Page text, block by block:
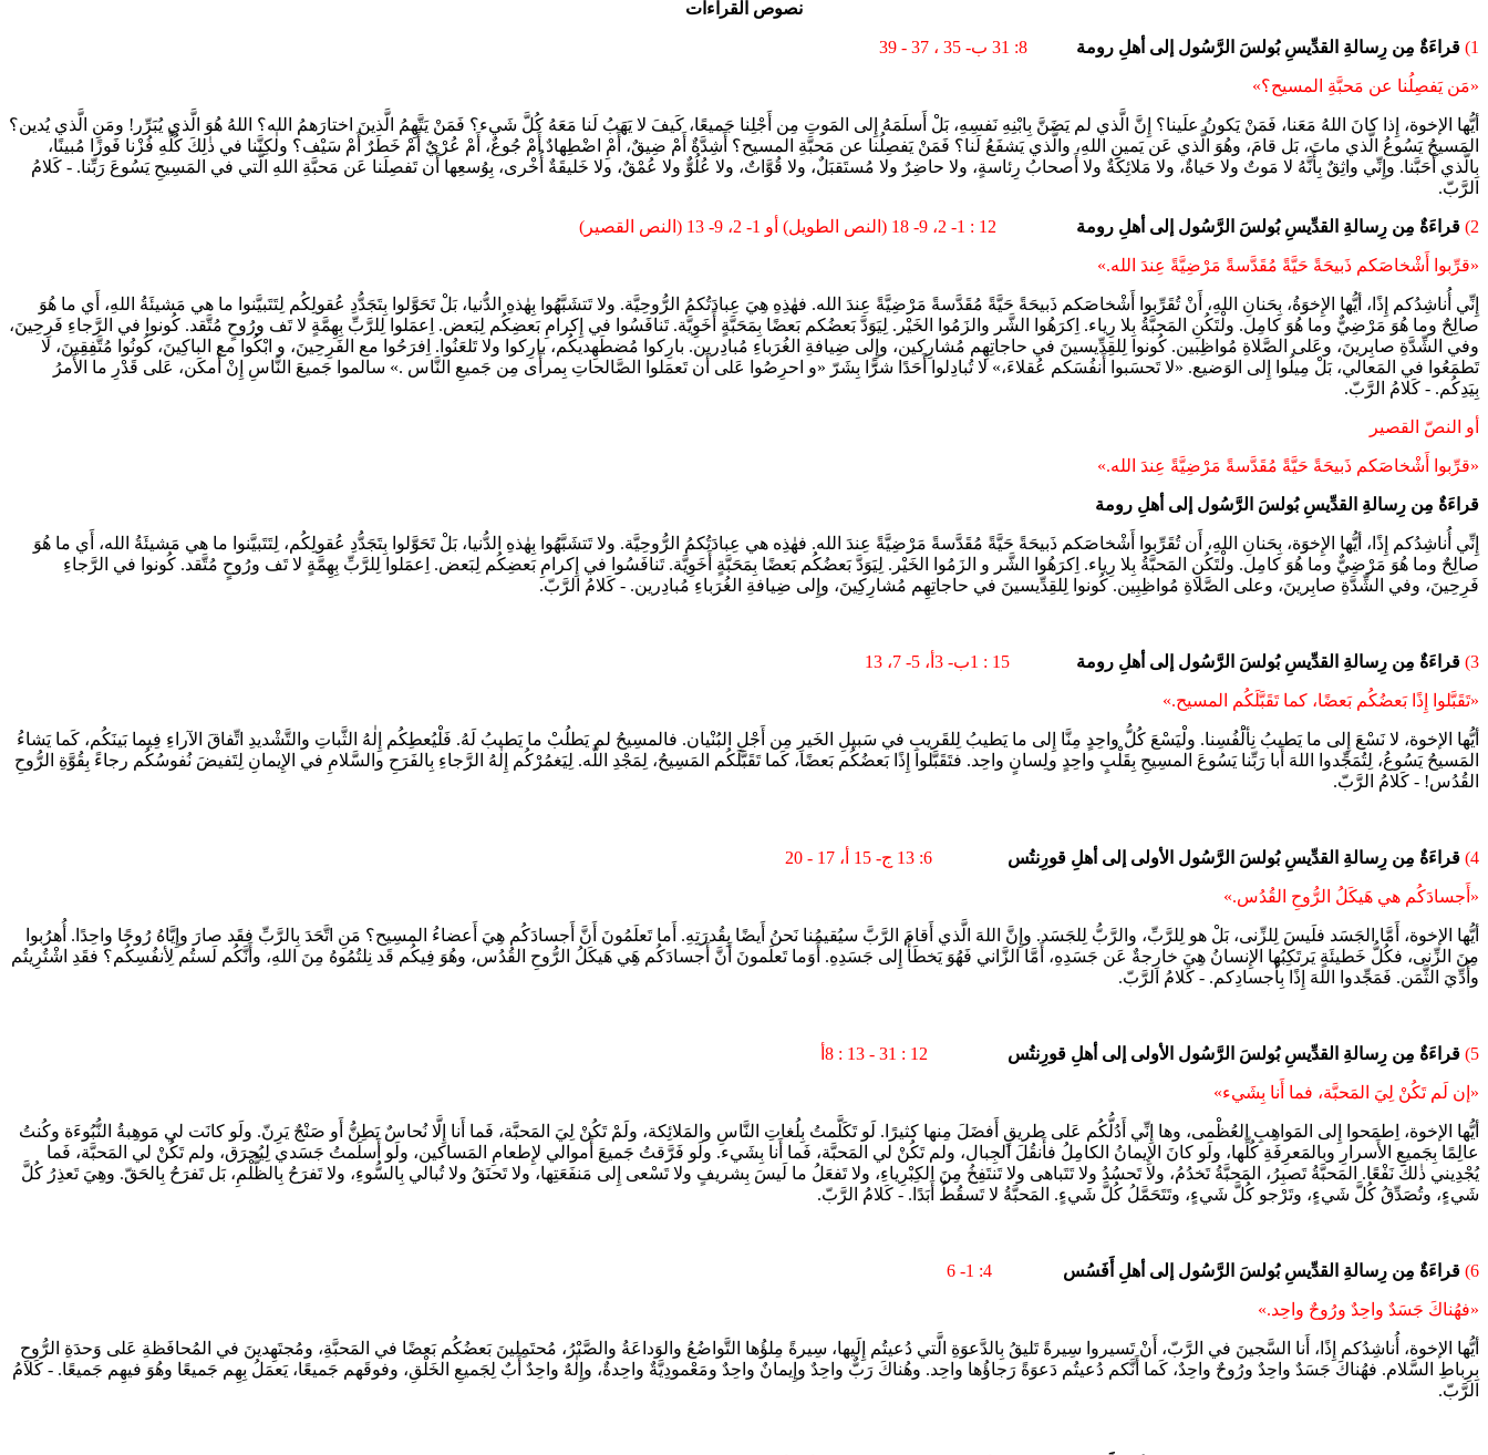
نصوص القراءات
1) قراءَةٌ مِن رِسالةِ القدِّيسِ بُولسَ الرَّسُول إلى أهلِ رومة
«مَن يَفصِلُنا عن مَحبَّةِ المسيح؟»
أيُّها الإخوة، إِذا كانَ اللهُ مَعَنا، فَمَنْ يَكونُ علَينا؟ إِنَّ الَّذي لم يَضَنَّ بِابْنِهِ نَفسِهِ، بَلْ أَسلَمَهُ إِلى المَوتِ مِن أَجْلِنا جَميعًا، كَيفَ لا يَهَبُ لَنا مَعَهُ كُلَّ شَيء؟ فَمَنْ يَتَّهِمُ الَّذينَ اختارَهمُ الله؟ اللهُ هُوَ الَّذي يُبَرِّر! ومَنِ الَّذي يُدين؟
المَسيحُ يَسُوعُ الَّذي ماتَ، بَل قامَ، وهُوَ الَّذي عَن يَمينِ اللهِ، والَّذي يَشفَعُ لَنا؟ فَمَنْ يَفصِلُنا عن مَحبَّةِ المسيح؟ أَشِدَّةٌ أَمْ ضِيقٌ، أَمِْ اضْطِهادٌ أَمْ جُوعٌ، أَمْ عُرْيٌ أَمْ خَطَرٌ أَمْ سَيْف؟ ولٰكِنَّنا في ذٰلِكَ كُلِّهِ فُزْنا فَوزًا مُبينًا،
بِالَّذي أَحَبَّنا. وإِنِّي واثِقٌ بِأَنَّهُ لا مَوتٌ ولا حَياةٌ، ولا مَلائِكَةٌ ولا أَصحابُ رِئاسةٍ، ولا حاضِرٌ ولا مُستَقبَلٌ، ولا قُوَّاتٌ، ولا عُلُوٌّ ولا عُمْقٌ، ولا خَليقَةٌ أُخْرى، بِوُسعِها أَن تَفصِلَنا عَن مَحبَّةِ اللهِ الَّتي في المَسِيحِ يَسُوعَ رَبِّنا. - كَلامُ
الرَّبّ.
2) قراءَةٌ مِن رِسالةِ القدِّيسِ بُولسَ الرَّسُول إلى أهلِ رومة 12 : 1- 2، 9- 18 (النص الطويل) أو 1- 2، 9- 13 (النص القصير)
«قرِّبوا أَشْخاصَكم ذَبيحَةً حَيَّةً مُقَدَّسةً مَرْضِيَّةً عِندَ الله.»
إِنِّي أُناشِدُكم إِذًا، أيُّها الإِخوَةُ، بِحَنانِ اللهِ، أَنْ تُقَرِّبوا أَشْخاصَكم ذَبيحَةً حَيَّةً مُقَدَّسةً مَرْضِيَّةً عِندَ الله. فهٰذِهِ هِيَ عِبادَتُكمُ الرُّوحِيَّة. ولا تَتشَبَّهُوا بِهٰذهِ الدُّنيا، بَلْ تَحَوَّلوا بِتَجَدُّدِ عُقولِكُم لِتَتَبيَّنوا ما هي مَشيئَةُ اللهِ، أَي ما هُوَ
صالِحٌ وما هُوَ مَرْضِيٌّ وما هُوَ كامِل. ولْتَكُنِ المَحبَّةُ بِلا رِياء. اِكرَهُوا الشَّر والزَمُوا الخَيْر. لِيَوَدَّ بَعضُكم بَعضًا بِمَحَبَّةٍ أَخَوِيَّة. تَنافَسُوا في إِكرامِ بَعضِكُم لِبَعض. اِعمَلوا لِلرَّبِّ بِهِمَّةٍ لا تَف ورُوحٍ مُتَّقد. كُونوا في الرَّجاءِ فَرِحِينَ،
وفي الشِّدَّةِ صابِرينَ، وعَلى الصَّلاةِ مُواظِبين. كُونوا لِلقِدِّيسينَ في حاجاتِهِم مُشارِكين، وإِلى ضِيافةِ الغُرَباءِ مُبادِرين. بارِكوا مُضطَهِديكُم، بارِكوا ولا تَلعَنُوا. اِفرَحُوا مع الفَرِحِينَ، و ابْكُوا مع الباكِينَ، كُونُوا مُتَّفِقِينَ، لا
تَطمَعُوا في المَعالي، بَلْ مِيلُوا إِلى الوَضيع. «لا تَحسَبوا أَنفُسَكم عُقلاءَ،» لا تُبادِلوا أَحَدًا شرًَّا بِشَرّ «و احرِصُوا عَلى أَن تَعمَلوا الصَّالحاتِ بِمرأًى مِن جَميعِ النَّاس .» سالموا جَميعَ النَّاسِ إِنْ أَمكَن، عَلى قَدْرِ ما الأَمرُ
بِيَدِكُم. - كَلامُ الرَّبّ.
أو النصّ القصير
«قرِّبوا أَشْخاصَكم ذَبيحَةً حَيَّةً مُقَدَّسةً مَرْضِيَّةً عِندَ الله.»
قراءَةٌ مِن رِسالةِ القدِّيسِ بُولسَ الرَّسُول إلى أهلِ رومة
إِنِّي أُناشِدُكم إِذًا، أيُّها الإِخوَة، بِحَنانِ اللهِ، أَن تُقَرِّبوا أَشْخاصَكم ذَبيحَةً حَيَّةً مُقَدَّسةً مَرْضِيَّةً عِندَ الله. فهٰذِه هي عِبادَتُكمُ الرُّوحِيَّة. ولا تَتشَبَّهُوا بِهٰذهِ الدُّنيا، بَلْ تَحَوَّلوا بِتَجَدُّدِ عُقولِكُم، لِتَتَبيَّنوا ما هي مَشيئَةُ الله، أَي ما هُوَ
صالِحٌ وما هُوَ مَرْضِيٌّ وما هُوَ كامِل. ولْتَكُنِ المَحبَّةُ بِلا رِياء. اِكرَهُوا الشَّر و الزَمُوا الخَيْر. لِيَوَدَّ بَعضُكُم بَعضًا بِمَحَبَّةٍ أَخَوِيَّة. تَنافَسُوا في إِكرامِ بَعضِكُم لِبَعض. اِعمَلوا لِلرَّبِّ بِهِمَّةٍ لا تَف ورُوحٍ مُتَّقد. كُونوا في الرَّجاءِ
فَرِحِينَ، وفي الشِّدَّةِ صابِرينَ، وعلى الصَّلاةِ مُواظِبِين. كُونوا لِلقِدِّيسينَ في حاجاتِهِم مُشارِكِينَ، وإِلى ضِيافةِ الغُرَباءِ مُبادِرين. - كَلامُ الرَّبّ.
3) قراءَةٌ مِن رِسالةِ القدِّيسِ بُولسَ الرَّسُول إلى أهلِ رومة 15 : 1ب- 3أ، 5- 7، 13
«تَقَبَّلوا إِذًا بَعضُكُم بَعضًا، كما تَقَبَّلَكُم المسيح.»
أيُّها الإخوة، لا نَسْعَ إِلى ما يَطيبُ نِألَْفُسِنا. ولْيَسْعَ كُلُّ واحِدٍ مِنَّا إِلى ما يَطيبُ لِلقَريبِ في سَبيلِ الخَيرِ مِن أَجْلِ البُنْيان. فالمسِيحُ لم يَطلُبْ ما يَطيبُ لَهُ. فَلْيُعطِكُم إِلٰهُ الثَّباتِ والتَّشْديدِ اتِّفاقَ الآراءِ فِيما بَينَكُم، كَما يَشاءُ
المَسيحُ يَسُوعُ، لِتُمَجِّدوا اللهَ أَبا رَبِّنا يَسُوعَ المسِيحِ بِقَلْبٍ واحِدٍ ولِسانٍ واحِد. فتَقَبَّلوا إِذًا بَعضُكُم بَعضًا، كَما تَقَبَّلَكُم المَسِيحُ، لِمَجْدِ اللَّه. لِيَغمُرْكُم إِلٰهُ الرَّجاءِ بِالفَرَحِ والسَّلامِ في الإِيمانِ لِتَفيضَ نُفوسُكُم رجاءً بِقُوَّةِ الرُّوحِ
القُدُس! - كَلامُ الرَّبّ.
4) قراءَةٌ مِن رِسالةِ القدِّيسِ بُولسَ الرَّسُول الأولى إلى أهلِ قورِنتُس
«أَجسادَكُم هي هَيكَلُ الرُّوحِ القُدُس.»
أيُّها الإخوة، أَمَّا الجَسَد فلَيسَ لِلزِّنى، بَلْ هو لِلرَّبِّ، والرَّبُّ لِلجَسَد. وإِنَّ اللهَ الَّذي أَقامَ الرَّبَّ سيُقيمُنا نَحنُ أَيضًا بِقُدرَتِهِ. أَما تَعلَمُونَ أَنَّ أَجسادَكُم هِيَ أَعضاءُ المسِيح؟ مَنِ اتَّحَدَ بِالرَّبِّ فقَد صارَ وإِيَّاهُ رُوحًا واحِدًا. أُهرُبوا
مِنَ الزِّنى، فكُلُّ خَطيئَةٍ يَرتَكِبُها الإِنسانُ هِيَ خارِجةٌ عَن جَسَدِهِ، أَمَّا الزَّاني فَهُوَ يَخطَأُ إِلى جَسَدِهِ. أَوَما تَعلَمونَ أَنَّ أَجسادَكُم هَِي هَيكَلُ الرُّوحِ القُدُس، وهُوَ فِيكُم قَد نِلتُمُوهُ مِنَ اللهِ، وأَنَّكُم لَستُم لِأنفُسِكُم؟ فقَدِ اشْتُرِيتُم
وأُدِّيَ الثَّمَن. فَمَجِّدوا اللهَ إِذًا بِأَجسادِكم. - كَلامُ الرَّبّ.
5) قراءَةٌ مِن رِسالةِ القدِّيسِ بُولسَ الرَّسُول الأولى إلى أهلِ قورِنتُس
«إن لَم تَكُنْ لِيَ المَحبَّة، فما أَنا بِشَيء»
أيُّها الإخوة، اِطمَحوا إِلى المَواهِبِ العُظْمى، وها إِنِّي أَدُلُّكُم عَلى طريقٍ أَفضَلَ مِنها كثيرًا. لَو تَكَلَّمتُ بِلُغاتِ النَّاسِ والمَلائِكة، ولَمْ تَكُنْ لِيَ المَحبَّة، فَما أَنا إِلَّا نُحاسٌ يَطِنُّ أَو صَنْجٌ يَرِنّ. ولَو كانَت لي مَوهِبةُ النُّبُوءَة وكُنتُ
عالِمًا بِجَميعِ الأَسرارِ وبالمَعرِفَةِ كُلِّها، ولَو كانَ الإِيمانُ الكامِلُ فأَنقُلَ الجِبال، ولم تَكُنْ لي المَحبَّة، فَما أَنا بِشَيء. ولَو فَرَّقتُ جَميعَ أَموالي لإِطعامِ المَساكين، ولَو أَسلَمتُ جَسَدي لِيُحرَق، ولم تَكُنْ لي المَحبَّة، فَما
يُجْدِيني ذٰلكَ نَفْعًا. المَحبَّةُ تَصبِرُ، المَحبَّةُ تَخدُمُ، ولا تَحسُدُ ولا تَتَباهى ولا تَنتَفِخُ مِنَ الكِبْرِياءِ، ولا تَفعَلُ ما لَيسَ بِشريفٍ ولا تَسْعى إِلى مَنفَعَتِها، ولا تَحنَقُ ولا تُبالي بِالسُّوءِ، ولا تَفرَحُ بِالظُّلْمِ، بَل تَفرَحُ بِالحَقّ. وهِيَ تَعذِرُ كُلَّ
شَيءٍ، وتُصَدِّقُ كُلَّ شَيءٍ، وتَرْجو كُلَّ شَيءٍ، وتَتَحَمَّلُ كُلَّ شَيءٍ. المَحبَّةُ لا تَسقُطُ أَبَدًا. - كَلامُ الرَّبّ.
6) قراءَةٌ مِن رِسالةِ القدِّيسِ بُولسَ الرَّسُول إلى أهلِ أَفَسُس 4: 1- 6
«فهُناكَ جَسَدٌ واحِدٌ ورُوحٌ واحِد.»
أيُّها الإخوة، أُناشِدُكم إِذًا، أَنا السَّجينَ في الرَّبّ، أَنْ تَسيروا سِيرةً تَليقُ بِالدَّعوَةِ الَّتي دُعيتُم إِلَيها، سِيرةً مِلؤُها التَّواضُعُ والوَداعَةُ والصَّبْرُ، مُحتَمِلينَ بَعضُكُم بَعضًا في المَحبَّةِ، ومُجتَهِدينَ في المُحافَظةِ عَلى وَحدَةِ الرُّوحِ
بِرِباطِ السَّلام. فهُناكَ جَسَدٌ واحِدٌ ورُوحٌ واحِدٌ، كَما أَنَّكم دُعيتُم دَعوَةً رَجاؤُها واحِد. وهُناكَ رَبٌّ واحِدٌ وإِيمانٌ واحِدٌ ومَعْمودِيَّةٌ واحِدةٌ، وإِلٰهٌ واحِدٌ أَبٌ لِجَميعِ الخَلْقِ، وفوقَهم جَميعًا، يَعمَلُ بِهِم جَميعًا وهُوَ فيهِم جَميعًا. - كَلامُ
الرَّبّ.